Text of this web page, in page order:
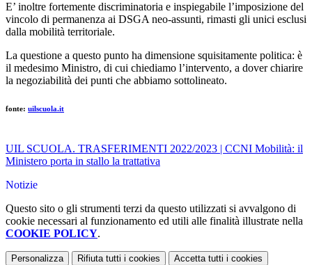
E’ inoltre fortemente discriminatoria e inspiegabile l’imposizione del
vincolo di permanenza ai DSGA neo-assunti, rimasti gli unici esclusi
dalla mobilità territoriale.
La questione a questo punto ha dimensione squisitamente politica: è
il medesimo Ministro, di cui chiediamo l’intervento, a dover chiarire
la negoziabilità dei punti che abbiamo sottolineato.
fonte: uilscuola.it
UIL SCUOLA. TRASFERIMENTI 2022/2023 | CCNI Mobilità: il
Ministero porta in stallo la trattativa
Notizie
Questo sito o gli strumenti terzi da questo utilizzati si avvalgono di
cookie necessari al funzionamento ed utili alle finalità illustrate nella
COOKIE POLICY.
Personalizza Rifiuta tutti i cookies Accetta tutti i cookies